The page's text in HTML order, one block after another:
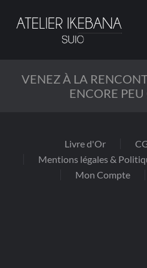
Passer
principal
VENEZ À LA
ENCORE
Livre d'Or
Mentions légales &
Mon Compte